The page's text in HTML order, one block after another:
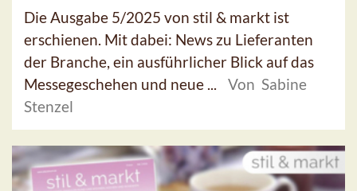
Die Ausgabe 5/2025 von stil & markt ist
erschienen. Mit dabei: News zu Lieferanten
der Branche, ein ausführlicher Blick auf das
Messegeschehen und neue ...
Von Sabine
Stenzel